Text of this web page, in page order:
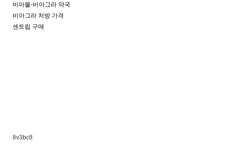
비아몰-비아그라 약국
비아그라 처방 가격
센트립 구매
8v3bc8